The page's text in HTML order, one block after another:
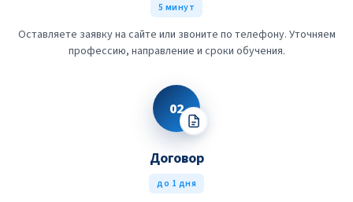
5 минут
Оставляете заявку на сайте или звоните по телефону. Уточняем
профессию, направление и сроки обучения.
02
Договор
до 1 дня